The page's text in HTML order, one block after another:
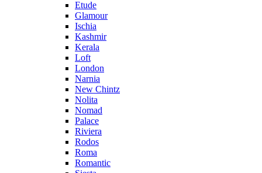
Etude
Glamour
Ischia
Kashmir
Kerala
Loft
London
Narnia
New Chintz
Nolita
Nomad
Palace
Riviera
Rodos
Roma
Romantic